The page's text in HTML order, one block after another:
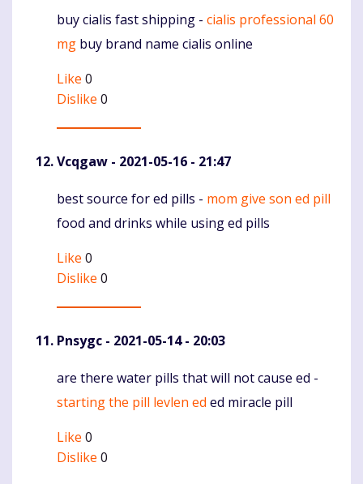
Komentaras
buy cialis fast shipping - cialis professional 60
mg buy brand name cialis online
Like 0
Dislike 0
Vcqgaw - 2021-05-16 - 21:47
Komentaras
best source for ed pills - mom give son ed pill
food and drinks while using ed pills
Like 0
Dislike 0
Pnsygc - 2021-05-14 - 20:03
Komentaras
are there water pills that will not cause ed -
starting the pill levlen ed ed miracle pill
Like 0
Dislike 0